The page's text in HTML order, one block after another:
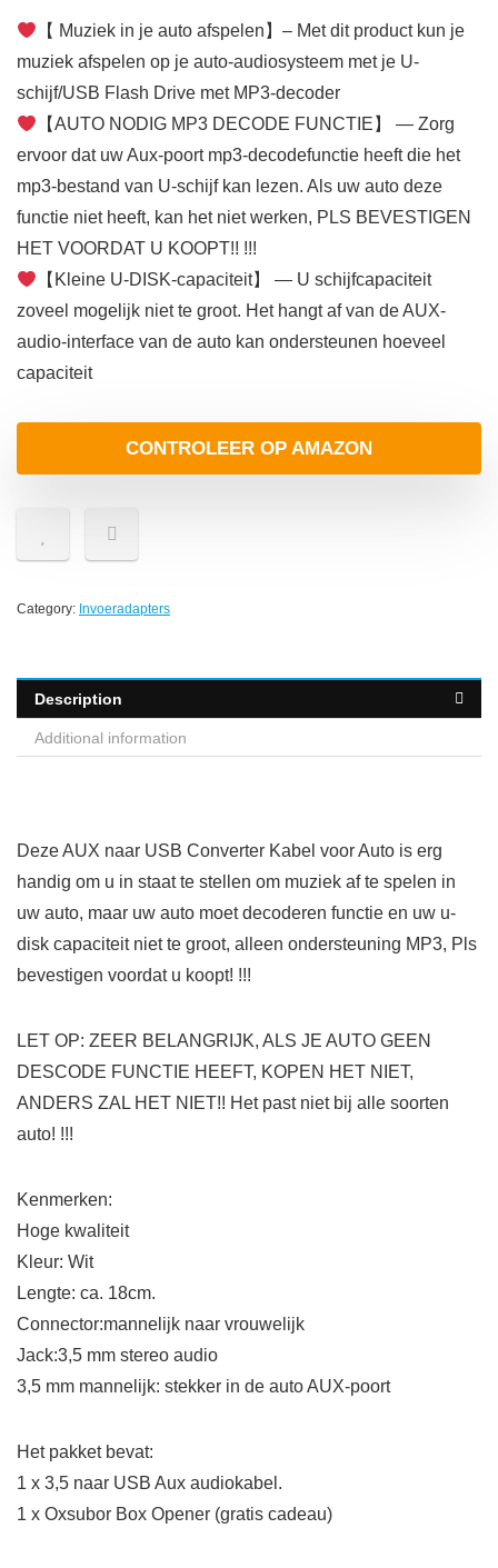
【 Muziek in je auto afspelen】– Met dit product kun je
muziek afspelen op je auto-audiosysteem met je U-
schijf/USB Flash Drive met MP3-decoder
【AUTO NODIG MP3 DECODE FUNCTIE】 — Zorg
ervoor dat uw Aux-poort mp3-decodefunctie heeft die het
mp3-bestand van U-schijf kan lezen. Als uw auto deze
functie niet heeft, kan het niet werken, PLS BEVESTIGEN
HET VOORDAT U KOOPT!! !!!
【Kleine U-DISK-capaciteit】 — U schijfcapaciteit
zoveel mogelijk niet te groot. Het hangt af van de AUX-
audio-interface van de auto kan ondersteunen hoeveel
capaciteit
CONTROLEER OP AMAZON
Category: Invoeradapters
Description
Additional information
Deze AUX naar USB Converter Kabel voor Auto is erg
handig om u in staat te stellen om muziek af te spelen in
uw auto, maar uw auto moet decoderen functie en uw u-
disk capaciteit niet te groot, alleen ondersteuning MP3, Pls
bevestigen voordat u koopt! !!!
LET OP: ZEER BELANGRIJK, ALS JE AUTO GEEN
DESCODE FUNCTIE HEEFT, KOPEN HET NIET,
ANDERS ZAL HET NIET!! Het past niet bij alle soorten
auto! !!!
Kenmerken:
Hoge kwaliteit
Kleur: Wit
Lengte: ca. 18cm.
Connector:mannelijk naar vrouwelijk
Jack:3,5 mm stereo audio
3,5 mm mannelijk: stekker in de auto AUX-poort
Het pakket bevat:
1 x 3,5 naar USB Aux audiokabel.
1 x Oxsubor Box Opener (gratis cadeau)